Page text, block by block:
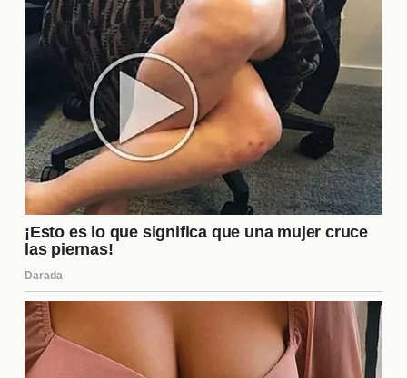
juegan un papel crucial en la creación de la
atmósfera adecuada.
¿Qué películas de acción han
tenido más éxito en taquilla?
Algunas de las películas de acción más exitosas en
taquilla incluyen títulos comoAvengers: Endgame
que rompió récords de recaudación, yFast &
Furious , que ha mantenido una base de fans leal a
lo largo de los años. Estas películas no solo
destacan por sus efectos especiales y tramas
emocionantes, sino también por la capacidad de
atraer a audiencias de diversas edades y culturas,
lo que las convierte en fenómenos globales.